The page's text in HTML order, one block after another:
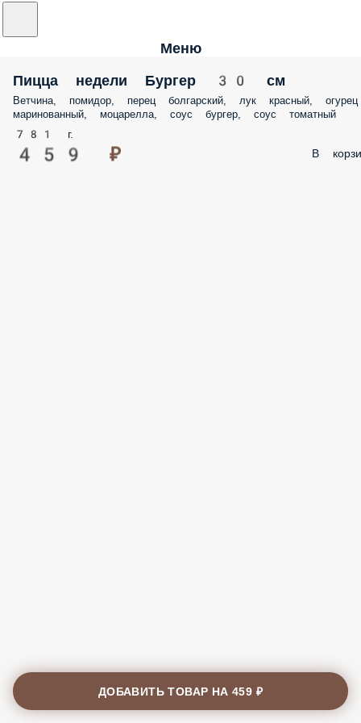
Меню
Пицца недели Бургер 30 см
Ветчина, помидор, перец болгарский, лук красный, огурец
маринованный, моцарелла, соус бургер, соус томатный
781 г.
459 ₽ В
ДОБАВИТЬ ТОВАР НА459 ₽